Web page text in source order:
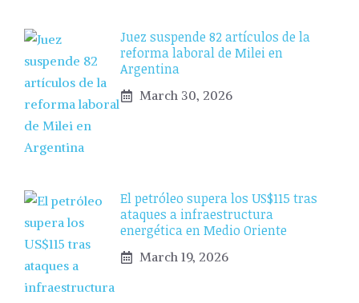
Juez suspende 82 artículos de la
reforma laboral de Milei en
Argentina
March 30, 2026
El petróleo supera los US$115 tras
ataques a infraestructura
energética en Medio Oriente
March 19, 2026